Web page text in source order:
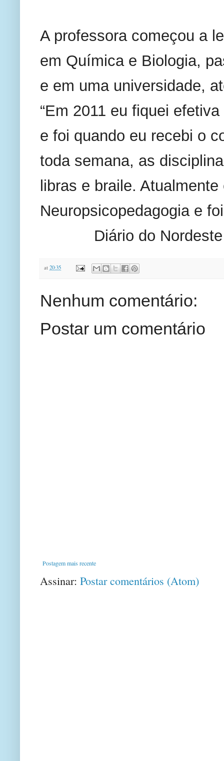
A professora começou a
em Química e Biologia,
e em uma universidade,
“Em 2011 eu fiquei
e foi quando eu recebi o
toda semana, as
libras e braile.
Neuropsicopedagogia e
Diário do Nordeste
at 20:35
Nenhum comentário:
Postar um comentário
Postagem mais recente
Assinar: Postar comentários (Atom)